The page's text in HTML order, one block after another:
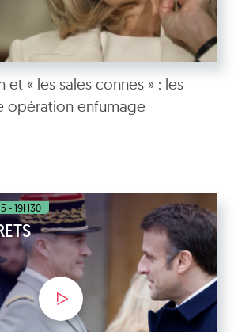
et « les sales connes » : les
opération enfumage
- 19H30